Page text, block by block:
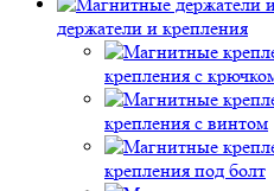
держатели и крепления
крепления с
крепления с винтом
крепления под болт